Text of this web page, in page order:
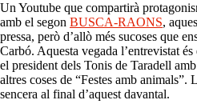
Un Youtube que compartirà
amb el segon BUSCA-RAONS,
pressa, però d’allò més sucoses que
Carbó. Aquesta vegada l’entrevistat
el president dels Tonis de Taradell
altres coses de “Festes amb animals”.
sencera al final d’aquest davantal.